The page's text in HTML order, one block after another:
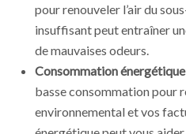
pour renouveler l’air du
insuffisant peut entraîner
de mauvaises odeurs.
Consommation
basse consommation pour
environnemental et vos